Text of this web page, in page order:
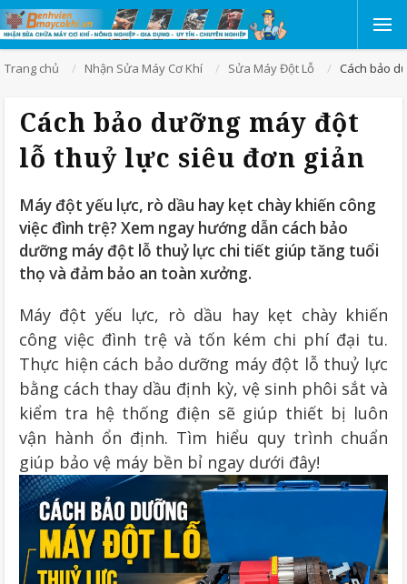
Trang chủ Nhận Sửa Máy Cơ Khí Sửa Máy Đột Lỗ Cách bảo
Cách bảo dưỡng máy đột
lỗ thuỷ lực siêu đơn giản
Máy đột yếu lực, rò dầu hay kẹt chày khiến công
việc đình trệ? Xem ngay hướng dẫn cách bảo
dưỡng máy đột lỗ thuỷ lực chi tiết giúp tăng tuổi
thọ và đảm bảo an toàn xưởng.
Máy đột yếu lực, rò dầu hay kẹt chày khiến
công việc đình trệ và tốn kém chi phí đại tu.
Thực hiện cách bảo dưỡng máy đột lỗ thuỷ lực
bằng cách thay dầu định kỳ, vệ sinh phôi sắt và
kiểm tra hệ thống điện sẽ giúp thiết bị luôn
vận hành ổn định. Tìm hiểu quy trình chuẩn
giúp bảo vệ máy bền bỉ ngay dưới đây!